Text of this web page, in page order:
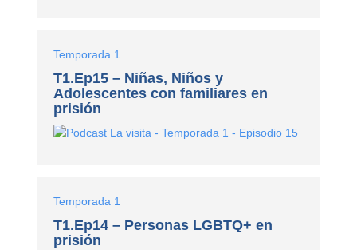
Temporada 1
T1.Ep15 – Niñas, Niños y
Adolescentes con familiares en
prisión
Temporada 1
T1.Ep14 – Personas LGBTQ+ en
prisión